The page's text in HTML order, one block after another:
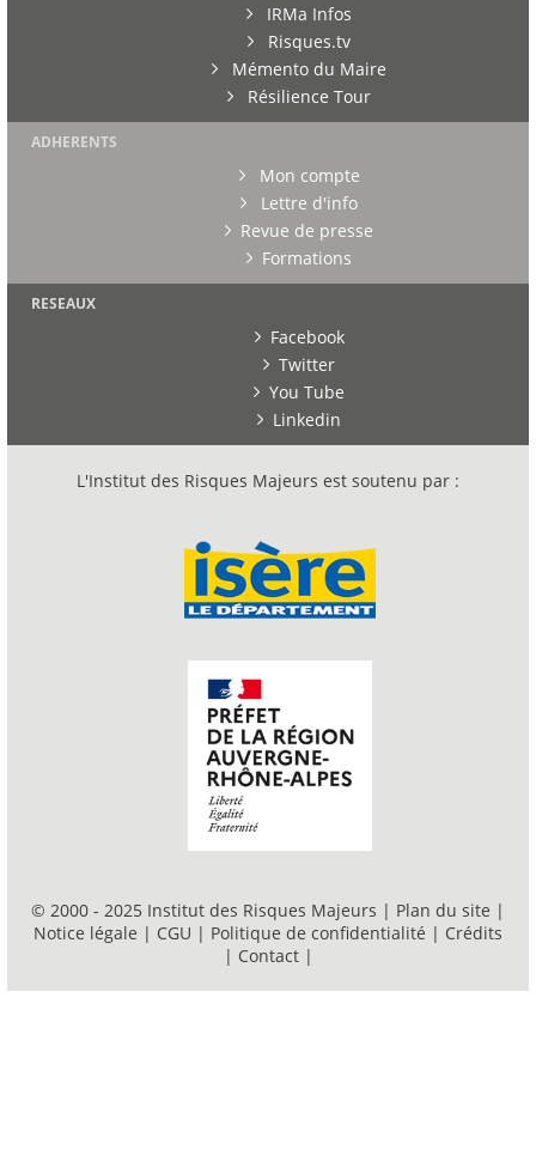
IRMa Infos
Risques.tv
Mémento du Maire
Résilience Tour
ADHERENTS
Mon compte
Lettre d'info
Revue de presse
Formations
RESEAUX
Facebook
Twitter
You Tube
Linkedin
L'Institut des Risques Majeurs est soutenu par :
© 2000 - 2025 Institut des Risques Majeurs | Plan du site |
Notice légale | CGU | Politique de confidentialité | Crédits
| Contact |